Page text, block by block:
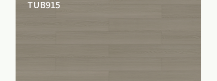
TUB901
TUB905